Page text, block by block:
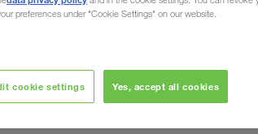
Это означает, что мы берем
и, следовательно,
короткие каналы связи
preferences under "Cookie Settings" on our website.
cookie settings Yes, accept all cookies